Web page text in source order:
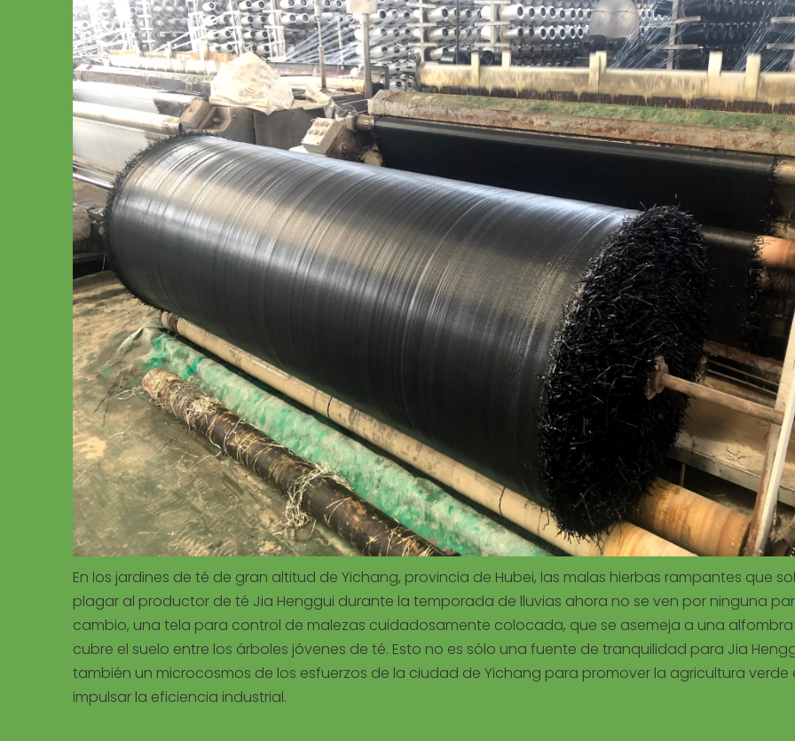
En los jardines de té de gran altitud de Yichang, provincia de Hubei, las malas hierbas rampantes que
plagar al productor de té Jia Henggui durante la temporada de lluvias ahora no se ven por ninguna
cambio, una tela para control de malezas cuidadosamente colocada, que se asemeja a una alfombra
cubre el suelo entre los árboles jóvenes de té. Esto no es sólo una fuente de tranquilidad para Jia
también un microcosmos de los esfuerzos de la ciudad de Yichang para promover la agricultura verde
impulsar la eficiencia industrial.